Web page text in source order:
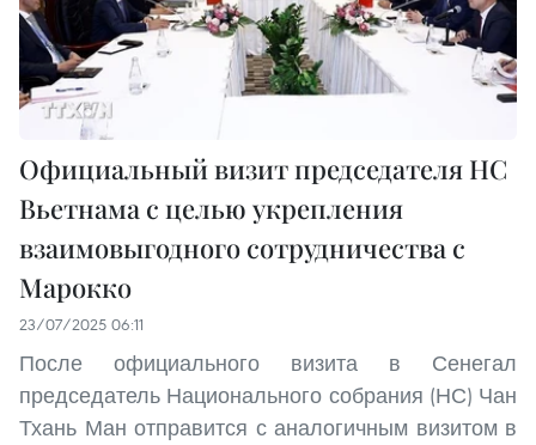
Официальный визит председателя НС
Вьетнама с целью укрепления
взаимовыгодного сотрудничества с
Марокко
23/07/2025 06:11
После официального визита в Сенегал
председатель Национального собрания (НС) Чан
Тхань Ман отправится с аналогичным визитом в